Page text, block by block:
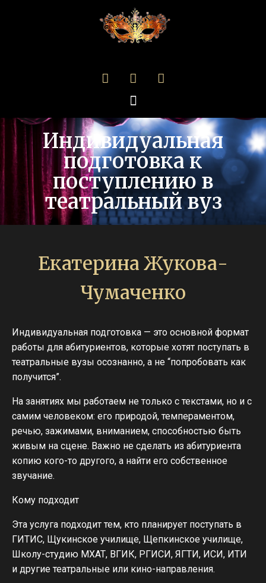
Индивидуальная
подготовка к
поступлению в
театральный вуз
Екатерина Жукова-
Чумаченко
Индивидуальная подготовка — это основной формат
работы для абитуриентов, которые хотят поступать в
театральные вузы осознанно, а не “попробовать как
получится”.
На занятиях мы работаем не только с текстами, но и с
самим человеком: его природой, темпераментом,
речью, зажимами, вниманием, способностью быть
живым на сцене. Важно не сделать из абитуриента
копию кого-то другого, а найти его собственное
звучание.
Кому подходит
Эта услуга подходит тем, кто планирует поступать в
ГИТИС, Щукинское училище, Щепкинское училище,
Школу-студию МХАТ, ВГИК, РГИСИ, ЯГТИ, ИСИ, ИТИ
и другие театральные или кино-направления.